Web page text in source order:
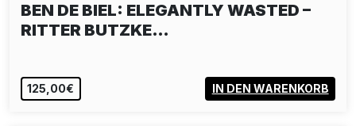
BEN DE BIEL: ELEGANTLY WASTED –
RITTER BUTZKE…
125,00€ IN DEN WARENKORB